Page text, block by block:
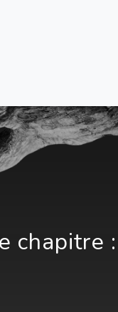
chapitre :